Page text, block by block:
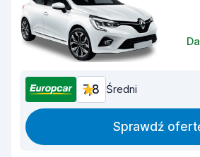
7,8 Średni
Sprawdź